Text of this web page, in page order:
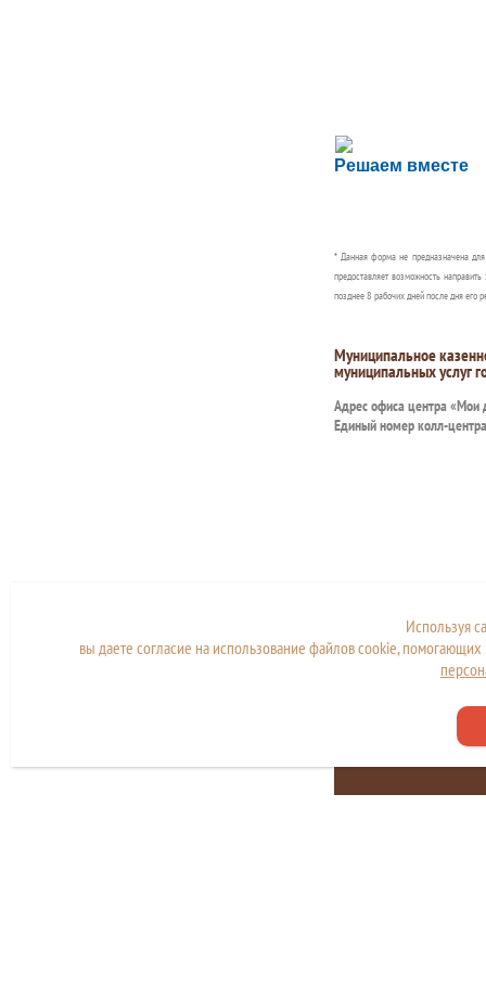
Решаем вместе
Сложности с
Сообщите об этом
* Данная форма не предназначена
предоставляет возможность
позднее 8 рабочих дней после дня его
Муниципальное
муниципальных услуг
Адрес офиса центра «Мои
Единый номер колл-
разработки и
Используя
вы даете согласие на использование файлов cookie,